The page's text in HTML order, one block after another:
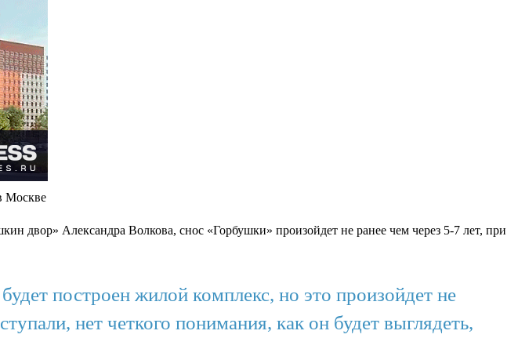
Москве
двор» Александра Волкова, снос «Горбушки» произойдет не ранее чем через 5-7 лет, при
построен жилой комплекс, но это произойдет не
нет четкого понимания, как он будет выглядеть,